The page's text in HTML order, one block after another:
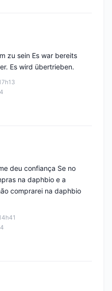
zu sein Es war bereits
Es wird übertrieben.
deu confiança Se no
na daphbio e a
comprarei na daphbio